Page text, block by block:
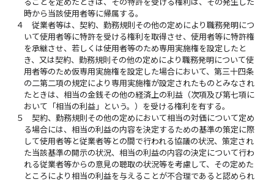
時から当該使用者等に帰属する。
４
従業者等は、契約、勤務規則その他の定めにより職務発明につ
いて使用者等に特許を受ける権利を取得させ、使用者等に特許権
を承継させ、若しくは使用者等のため専用実施権を設定したと
き、又は契約、勤務規則その他の定めにより職務発明について使
用者等のため仮専用実施権を設定した場合において、第三十四条
の二第二項の規定により専用実施権が設定されたものとみなされ
たときは、相当の金銭その他の経済上の利益（次項及び第七項に
おいて「相当の利益」という。）を受ける権利を有する。
５
契約、勤務規則その他の定めにおいて相当の対価について定め
る場合には、相当の利益の内容を決定するための基準の策定に際
して使用者等と従業者等との間で行われる協議の状況、策定され
た当該基準の開示の状況、相当の利益の内容の決定について行わ
れる従業者等からの意見の聴取の状況等を考慮して、その定めた
ところにより相当の利益を与えることが不合理であると認められ